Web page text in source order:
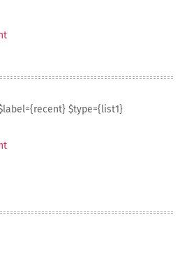
$type={list1}